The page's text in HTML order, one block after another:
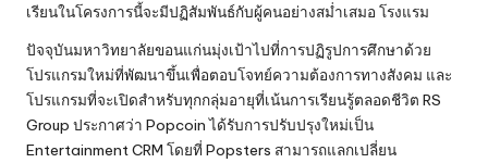
เรียนในโครงการนี้จะมีปฏิสัมพันธ์กับผู้คนอย่างสม่ำเสมอ โรงแรม
ปัจจุบันมหาวิทยาลัยขอนแก่นมุ่งเป้าไปที่การปฏิรูปการศึกษาด้วย
โปรแกรมใหม่ที่พัฒนาขึ้นเพื่อตอบโจทย์ความต้องการทางสังคม และ
โปรแกรมที่จะเปิดสำหรับทุกกลุ่มอายุที่เน้นการเรียนรู้ตลอดชีวิต RS
Group ประกาศว่า Popcoin ได้รับการปรับปรุงใหม่เป็น
Entertainment CRM โดยที่ Popsters สามารถแลกเปลี่ยน